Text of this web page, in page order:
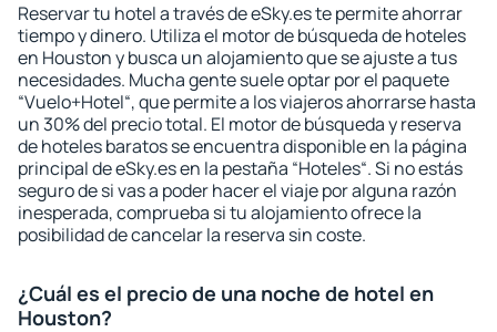
Reservar tu hotel a través de eSky.es te permite ahorrar
tiempo y dinero. Utiliza el motor de búsqueda de hoteles
en Houston y busca un alojamiento que se ajuste a tus
necesidades. Mucha gente suele optar por el paquete
“Vuelo+Hotel“, que permite a los viajeros ahorrarse hasta
un 30% del precio total. El motor de búsqueda y reserva
de hoteles baratos se encuentra disponible en la página
principal de eSky.es en la pestaña “Hoteles“. Si no estás
seguro de si vas a poder hacer el viaje por alguna razón
inesperada, comprueba si tu alojamiento ofrece la
posibilidad de cancelar la reserva sin coste.
¿Cuál es el precio de una noche de hotel en
Houston?